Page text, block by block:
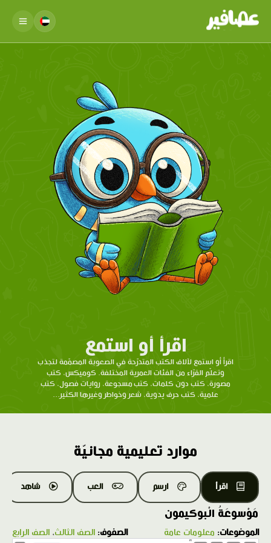
اقرأ أو استمع
اقرأ أو استمع لآلاف الكتب المتدرّحة في الصعوبة المصمّمة لتجذب
وتعلّم القرّاء من الفئات العمرية المختلفة. كوميكس، كتب
مصورة، كتب دون كلمات، كتب مسجوعة، روايات فصول، كتب
علمية، كتب حرف يدوية، شعر وخواطر وغيرها الكثير...
موارد تعليمية مجانيّة
اقرأ ارسم العب شاهد
مَوْسوعَةُ الْبوكيمون
الموضوعات: معلومات عامة الصفوف: الصف الثالث، الصف الرابع